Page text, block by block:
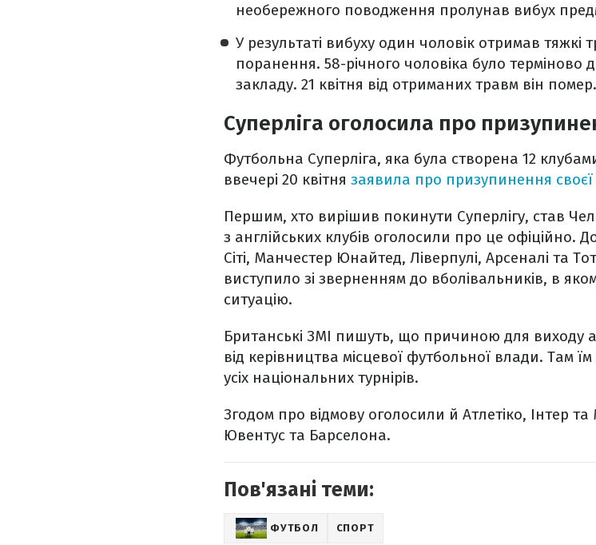
необережного поводження пролунав вибух
У результаті вибуху один чоловік отримав тяжкі
поранення. 58-річного чоловіка було терміново
закладу. 21 квітня від отриманих травм він помер.
Суперліга оголосила про
Футбольна Суперліга, яка була створена 12
ввечері 20 квітня заявила про призупинення своєї
Першим, хто вирішив покинути Суперлігу, став
з англійських клубів оголосили про це офіційно.
Сіті, Манчестер Юнайтед, Ліверпулі, Арсеналі та
виступило зі зверненням до вболівальників, в
ситуацію.
Британські ЗМІ пишуть, що причиною для виходу
від керівництва місцевої футбольної влади. Там
усіх національних турнірів.
Згодом про відмову оголосили й Атлетіко, Інтер
Ювентус та Барселона.
Пов'язані теми:
ФУТБОЛ СПОРТ